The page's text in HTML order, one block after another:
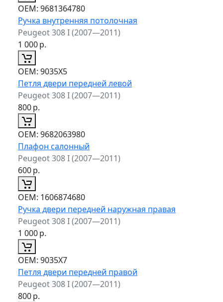
ОЕМ: 9681364780
Ручка внутренняя потолочная
Peugeot 308 I (2007—2011)
1 000р.
ОЕМ: 9035X5
Петля двери передней левой
Peugeot 308 I (2007—2011)
800р.
ОЕМ: 9682063980
Плафон салонный
Peugeot 308 I (2007—2011)
600р.
ОЕМ: 1606874680
Ручка двери передней наружная правая
Peugeot 308 I (2007—2011)
1 000р.
ОЕМ: 9035X7
Петля двери передней правой
Peugeot 308 I (2007—2011)
800р.